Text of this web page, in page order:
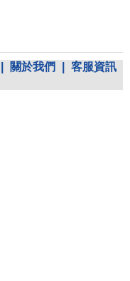
關於我們
客服資訊